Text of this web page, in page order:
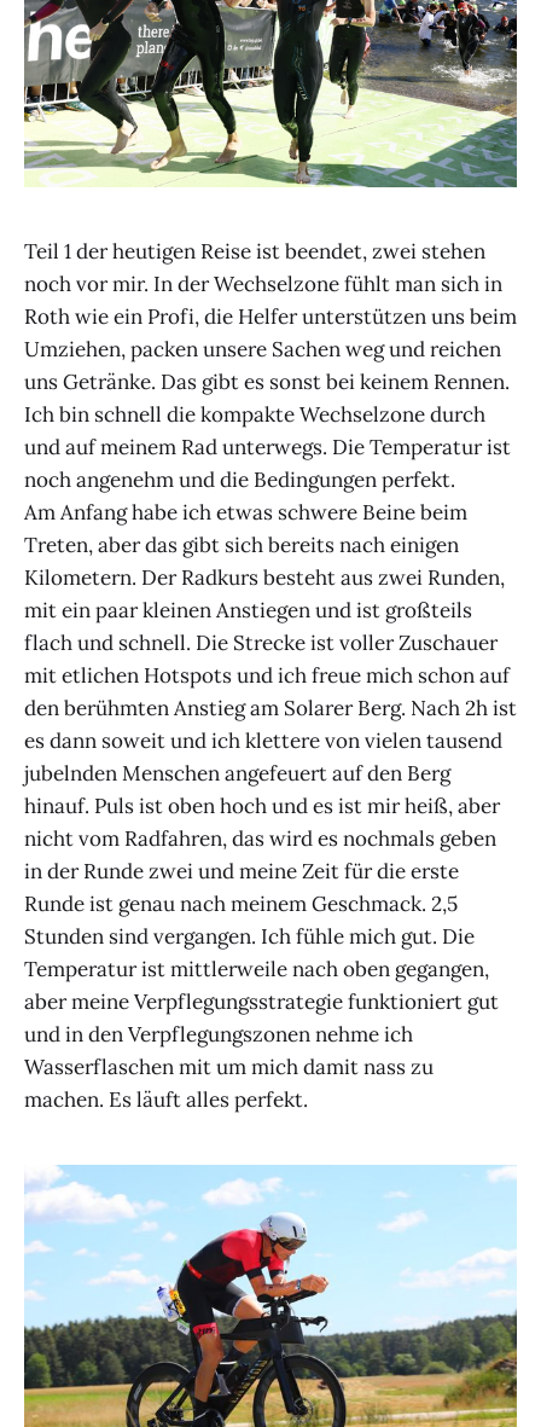
Teil 1 der heutigen Reise ist beendet, zwei stehen
noch vor mir. In der Wechselzone fühlt man sich in
Roth wie ein Profi, die Helfer unterstützen uns beim
Umziehen, packen unsere Sachen weg und reichen
uns Getränke. Das gibt es sonst bei keinem Rennen.
Ich bin schnell die kompakte Wechselzone durch
und auf meinem Rad unterwegs. Die Temperatur ist
noch angenehm und die Bedingungen perfekt.
Am Anfang habe ich etwas schwere Beine beim
Treten, aber das gibt sich bereits nach einigen
Kilometern. Der Radkurs besteht aus zwei Runden,
mit ein paar kleinen Anstiegen und ist großteils
flach und schnell. Die Strecke ist voller Zuschauer
mit etlichen Hotspots und ich freue mich schon auf
den berühmten Anstieg am Solarer Berg. Nach 2h ist
es dann soweit und ich klettere von vielen tausend
jubelnden Menschen angefeuert auf den Berg
hinauf. Puls ist oben hoch und es ist mir heiß, aber
nicht vom Radfahren, das wird es nochmals geben
in der Runde zwei und meine Zeit für die erste
Runde ist genau nach meinem Geschmack. 2,5
Stunden sind vergangen. Ich fühle mich gut. Die
Temperatur ist mittlerweile nach oben gegangen,
aber meine Verpflegungsstrategie funktioniert gut
und in den Verpflegungszonen nehme ich
Wasserflaschen mit um mich damit nass zu
machen. Es läuft alles perfekt.